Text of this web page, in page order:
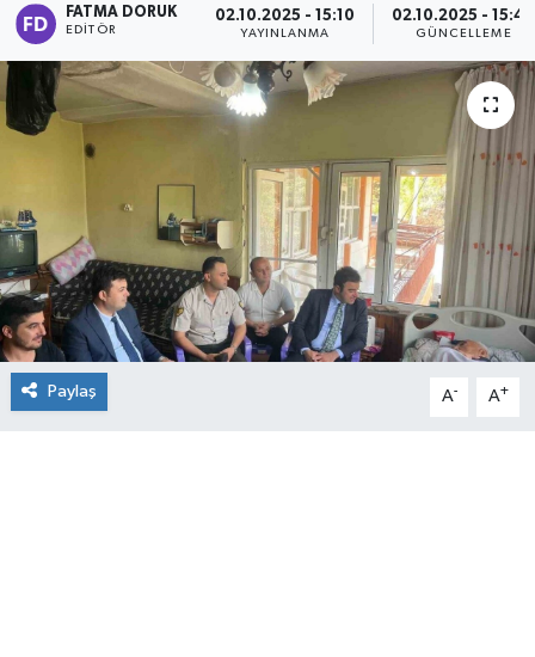
FATMA DORUK
EDITÖR
02.10.2025 - 15:10
YAYINLANMA
02.10.2025 - 15:49
GÜNCELLEME
Paylaş A- A+